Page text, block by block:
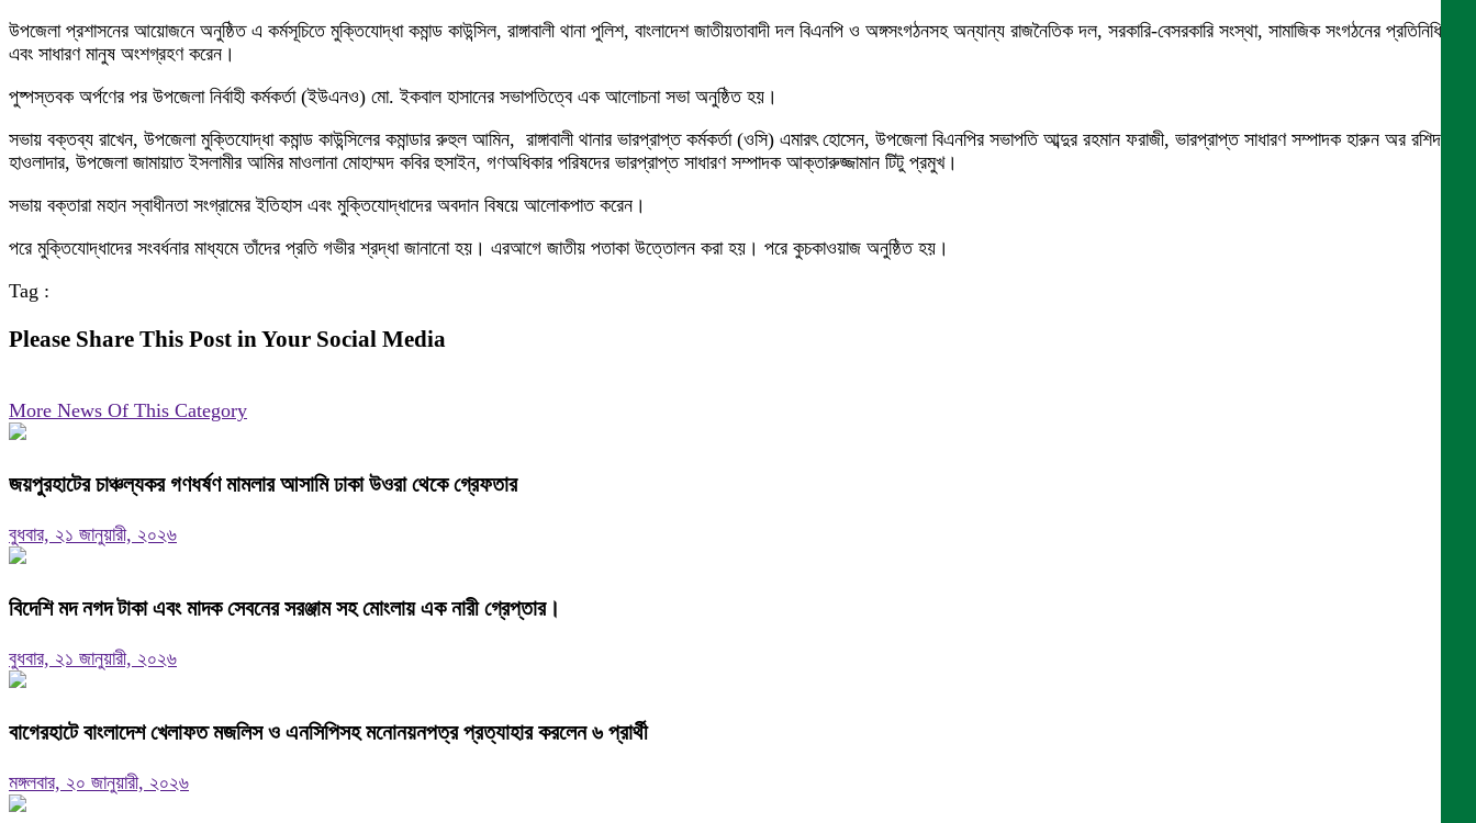
উপজেলা প্রশাসনের আয়োজনে অনুষ্ঠিত এ কর্মসূচিতে মুক্তিযোদ্ধা কমান্ড কাউন্সিল, রাঙ্গাবালী থানা পুলিশ, বাংলাদেশ জাতীয়তাবাদী দল বিএনপি ও অঙ্গসংগঠনসহ অন্যান্য রাজনৈতিক দল, সরকারি-বেসরকারি সংস্থা, সামাজিক সংগঠনের প্রতিনিধি
এবং সাধারণ মানুষ অংশগ্রহণ করেন।
পুষ্পস্তবক অর্পণের পর উপজেলা নির্বাহী কর্মকর্তা (ইউএনও) মো. ইকবাল হাসানের সভাপতিত্বে এক আলোচনা সভা অনুষ্ঠিত হয়।
সভায় বক্তব্য রাখেন, উপজেলা মুক্তিযোদ্ধা কমান্ড কাউন্সিলের কমান্ডার রুহুল আমিন, রাঙ্গাবালী থানার ভারপ্রাপ্ত কর্মকর্তা (ওসি) এমারৎ হোসেন, উপজেলা বিএনপির সভাপতি আব্দুর রহমান ফরাজী, ভারপ্রাপ্ত সাধারণ সম্পাদক হারুন অর রশিদ
হাওলাদার, উপজেলা জামায়াত ইসলামীর আমির মাওলানা মোহাম্মদ কবির হুসাইন, গণঅধিকার পরিষদের ভারপ্রাপ্ত সাধারণ সম্পাদক আক্তারুজ্জামান টিটু প্রমুখ।
সভায় বক্তারা মহান স্বাধীনতা সংগ্রামের ইতিহাস এবং মুক্তিযোদ্ধাদের অবদান বিষয়ে আলোকপাত করেন।
পরে মুক্তিযোদ্ধাদের সংবর্ধনার মাধ্যমে তাঁদের প্রতি গভীর শ্রদ্ধা জানানো হয়। এরআগে জাতীয় পতাকা উত্তোলন করা হয়। পরে কুচকাওয়াজ অনুষ্ঠিত হয়।
Tag :
Please Share This Post in Your Social Media
More News Of This Category
জয়পুরহাটের চাঞ্চল্যকর গণধর্ষণ মামলার আসামি ঢাকা উওরা থেকে গ্রেফতার
বুধবার, ২১ জানুয়ারী, ২০২৬
বিদেশি মদ নগদ টাকা এবং মাদক সেবনের সরঞ্জাম সহ মোংলায় এক নারী গ্রেপ্তার।
বুধবার, ২১ জানুয়ারী, ২০২৬
বাগেরহাটে বাংলাদেশ খেলাফত মজলিস ও এনসিপিসহ মনোনয়নপত্র প্রত্যাহার করলেন ৬ প্রার্থী
মঙ্গলবার, ২০ জানুয়ারী, ২০২৬